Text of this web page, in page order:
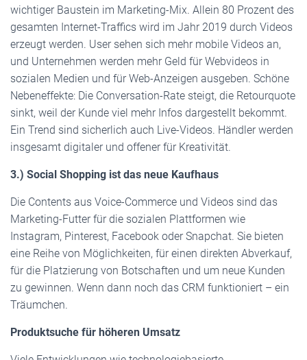
wichtiger Baustein im Marketing-Mix. Allein 80 Prozent des
gesamten Internet-Traffics wird im Jahr 2019 durch Videos
erzeugt werden. User sehen sich mehr mobile Videos an,
und Unternehmen werden mehr Geld für Webvideos in
sozialen Medien und für Web-Anzeigen ausgeben. Schöne
Nebeneffekte: Die Conversation-Rate steigt, die Retourquote
sinkt, weil der Kunde viel mehr Infos dargestellt bekommt.
Ein Trend sind sicherlich auch Live-Videos. Händler werden
insgesamt digitaler und offener für Kreativität.
3.) Social Shopping ist das neue Kaufhaus
Die Contents aus Voice-Commerce und Videos sind das
Marketing-Futter für die sozialen Plattformen wie
Instagram, Pinterest, Facebook oder Snapchat. Sie bieten
eine Reihe von Möglichkeiten, für einen direkten Abverkauf,
für die Platzierung von Botschaften und um neue Kunden
zu gewinnen. Wenn dann noch das CRM funktioniert – ein
Träumchen.
Produktsuche für höheren Umsatz